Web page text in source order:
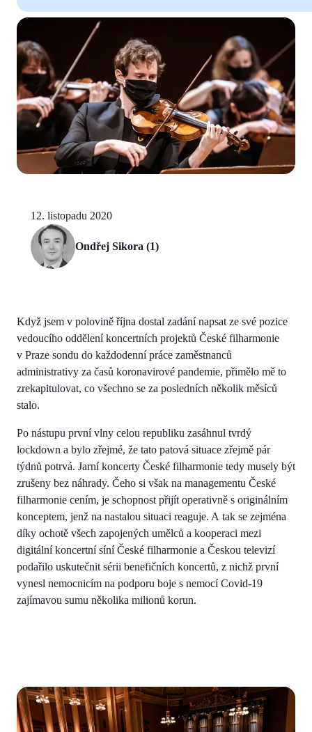
12. listopadu 2020
Ondřej Sikora (1)
Když jsem v polovině října dostal zadání napsat ze své pozice
vedoucího oddělení koncertních projektů České filharmonie
v Praze sondu do každodenní práce zaměstnanců
administrativy za časů koronavirové pandemie, přimělo mě to
zrekapitulovat, co všechno se za posledních několik měsíců
stalo.
Po nástupu první vlny celou republiku zasáhnul tvrdý
lockdown a bylo zřejmé, že tato patová situace zřejmě pár
týdnů potrvá. Jarní koncerty České filharmonie tedy musely být
zrušeny bez náhrady. Čeho si však na managementu České
filharmonie cením, je schopnost přijít operativně s originálním
konceptem, jenž na nastalou situaci reaguje. A tak se zejména
díky ochotě všech zapojených umělců a kooperaci mezi
digitální koncertní síní České filharmonie a Českou televizí
podařilo uskutečnit sérii benefičních koncertů, z nichž první
vynesl nemocnicím na podporu boje s nemocí Covid-19
zajímavou sumu několika milionů korun.